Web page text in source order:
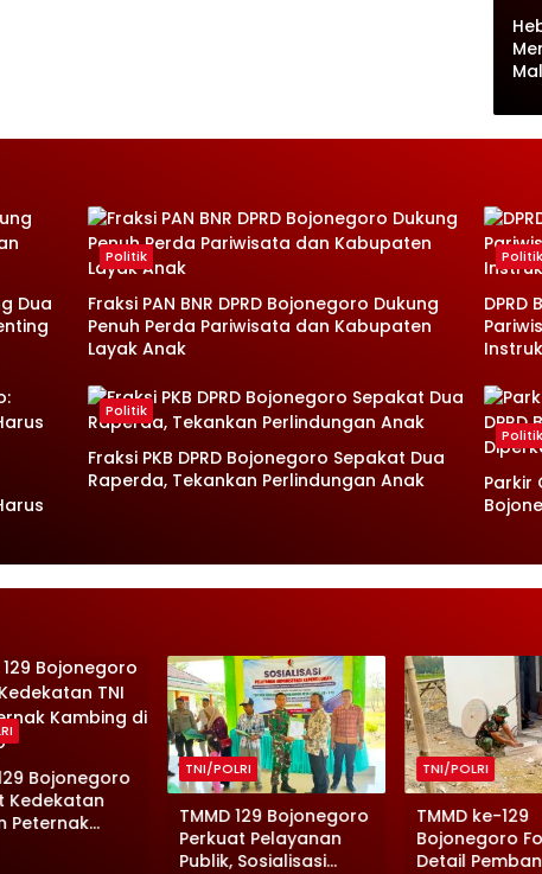
Dua
Politik
Fraksi PAN BNR DPRD Bojonegoro Dukung
Penuh Perda Pariwisata dan Kabupaten
Layak Anak
Politik
DPRD
Politik
Fraksi PKB DPRD Bojonegoro Sepakat Dua
Raperda, Tekankan Perlindungan Anak
Politik
Parkir
Bojonegoro
Kedekatan
Peternak
TNI/POLRI
TMMD 129 Bojonegoro
Perkuat Pelayanan
Publik, Sosialisasi
TNI/POLRI
TMMD ke-129
Bojonegoro
Detail